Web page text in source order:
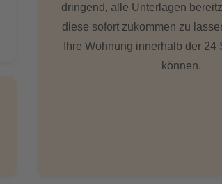
dringend, alle Unterlagen
diese sofort zukommen zu
Ihre Wohnung innerhalb der 24
können.